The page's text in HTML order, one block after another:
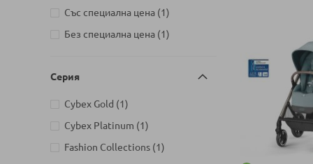
Детски магазин на Шипченски
Детски магазин на ул.
1 1
артикул
Детски магазин на ул.
Митрополит Андрей №31,
Със специална цена 1
артикул
Без специална цена 1
артикул
Серия
Cybex Gold 1
артикул
Cybex Platinum
1
артикул
Fashion Collections 1
артикул